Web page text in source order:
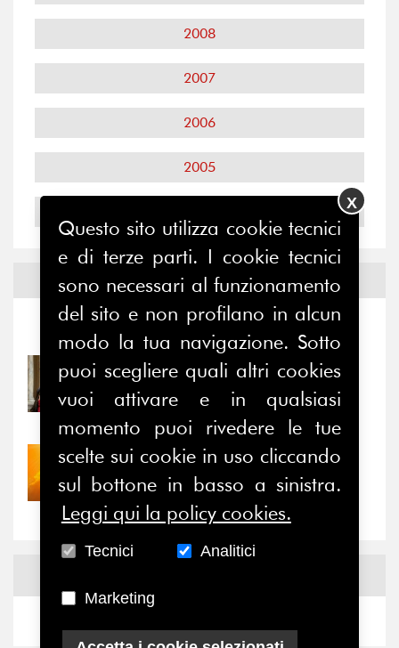
2008
2007
2006
2005
Notizie edEventi
Notizie
31/07/2026
Prima della pausa estiva,
il valore di...
30/07/2026
Nove anni dopo la
“grande cecità”: la...
Questo sito utilizza cookie tecnici
e di terze parti. I cookie tecnici
sono necessari al funzionamento
del sito e non profilano in alcun
modo la tua navigazione. Sotto
puoi scegliere quali altri cookies
vuoi attivare e in qualsiasi
momento puoi rivedere le tue
scelte sui cookie in uso cliccando
sul bottone in basso a sinistra.
Leggi qui la policy cookies.
Tecnici Analitici
Marketing
X